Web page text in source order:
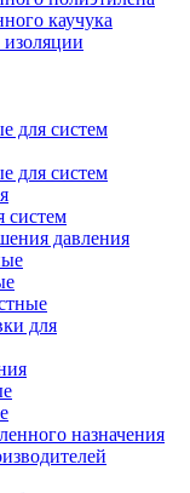
каучука
для систем
для систем
систем
давления
для
назначения